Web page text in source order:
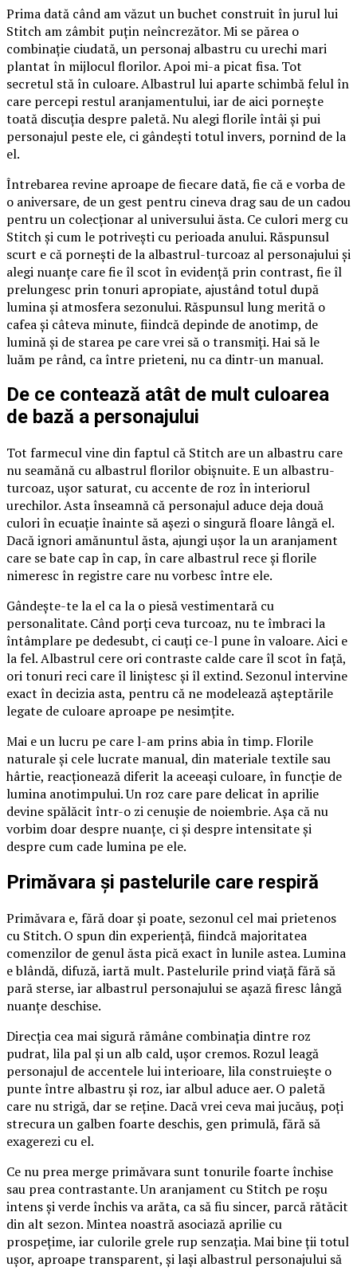
Prima dată când am văzut un buchet construit în jurul lui
Stitch am zâmbit puțin neîncrezător. Mi se părea o
combinație ciudată, un personaj albastru cu urechi mari
plantat în mijlocul florilor. Apoi mi-a picat fisa. Tot
secretul stă în culoare. Albastrul lui aparte schimbă felul în
care percepi restul aranjamentului, iar de aici pornește
toată discuția despre paletă. Nu alegi florile întâi și pui
personajul peste ele, ci gândești totul invers, pornind de la
el.
Întrebarea revine aproape de fiecare dată, fie că e vorba de
o aniversare, de un gest pentru cineva drag sau de un cadou
pentru un colecționar al universului ăsta. Ce culori merg cu
Stitch și cum le potrivești cu perioada anului. Răspunsul
scurt e că pornești de la albastrul-turcoaz al personajului și
alegi nuanțe care fie îl scot în evidență prin contrast, fie îl
prelungesc prin tonuri apropiate, ajustând totul după
lumina și atmosfera sezonului. Răspunsul lung merită o
cafea și câteva minute, fiindcă depinde de anotimp, de
lumină și de starea pe care vrei să o transmiți. Hai să le
luăm pe rând, ca între prieteni, nu ca dintr-un manual.
De ce contează atât de mult culoarea
de bază a personajului
Tot farmecul vine din faptul că Stitch are un albastru care
nu seamănă cu albastrul florilor obișnuite. E un albastru-
turcoaz, ușor saturat, cu accente de roz în interiorul
urechilor. Asta înseamnă că personajul aduce deja două
culori în ecuație înainte să așezi o singură floare lângă el.
Dacă ignori amănuntul ăsta, ajungi ușor la un aranjament
care se bate cap în cap, în care albastrul rece și florile
nimeresc în registre care nu vorbesc între ele.
Gândește-te la el ca la o piesă vestimentară cu
personalitate. Când porți ceva turcoaz, nu te îmbraci la
întâmplare pe dedesubt, ci cauți ce-l pune în valoare. Aici e
la fel. Albastrul cere ori contraste calde care îl scot în față,
ori tonuri reci care îl liniștesc și îl extind. Sezonul intervine
exact în decizia asta, pentru că ne modelează așteptările
legate de culoare aproape pe nesimțite.
Mai e un lucru pe care l-am prins abia în timp. Florile
naturale și cele lucrate manual, din materiale textile sau
hârtie, reacționează diferit la aceeași culoare, în funcție de
lumina anotimpului. Un roz care pare delicat în aprilie
devine spălăcit într-o zi cenușie de noiembrie. Așa că nu
vorbim doar despre nuanțe, ci și despre intensitate și
despre cum cade lumina pe ele.
Primăvara și pastelurile care respiră
Primăvara e, fără doar și poate, sezonul cel mai prietenos
cu Stitch. O spun din experiență, fiindcă majoritatea
comenzilor de genul ăsta pică exact în lunile astea. Lumina
e blândă, difuză, iartă mult. Pastelurile prind viață fără să
pară sterse, iar albastrul personajului se așază firesc lângă
nuanțe deschise.
Direcția cea mai sigură rămâne combinația dintre roz
pudrat, lila pal și un alb cald, ușor cremos. Rozul leagă
personajul de accentele lui interioare, lila construiește o
punte între albastru și roz, iar albul aduce aer. O paletă
care nu strigă, dar se reține. Dacă vrei ceva mai jucăuș, poți
strecura un galben foarte deschis, gen primulă, fără să
exagerezi cu el.
Ce nu prea merge primăvara sunt tonurile foarte închise
sau prea contrastante. Un aranjament cu Stitch pe roșu
intens și verde închis va arăta, ca să fiu sincer, parcă rătăcit
din alt sezon. Mintea noastră asociază aprilie cu
prospețime, iar culorile grele rup senzația. Mai bine ții totul
ușor, aproape transparent, și lași albastrul personajului să